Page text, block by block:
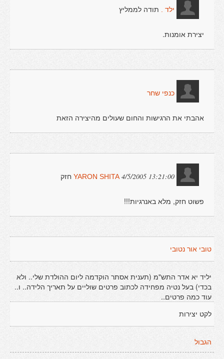
ילד . תודה לממליץ
יצירת אומנות.
כנפי שחר
אהבתי את הרגישות והחום שעולים מהיצירה הזאת
YARON SHITA 4/5/2005 13:21:00 חזק
פשוט חזק, מלא באנרגיות!!!
טובי אור נטובי
יליד יא אדר התש"מ (תענית אסתר הוקדמה ליום ההולדת שלי.. ולא
בכדי) בעל נטיה מפחידה לכתוב פרטים שוליים על תאריך הלידה.. ו..
עוד כמה פרטים..
לקט יצירות
הגבול